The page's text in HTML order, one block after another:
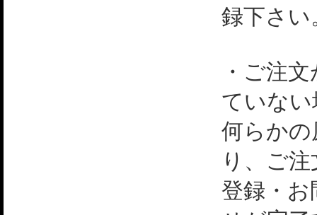
録下さい
・ご注
ていない
何らか
り、ご
登録・